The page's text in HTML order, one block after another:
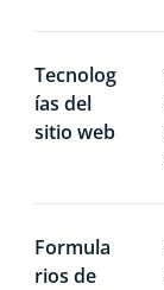
Tecnolog
ías del
sitio web
Formula
rios de